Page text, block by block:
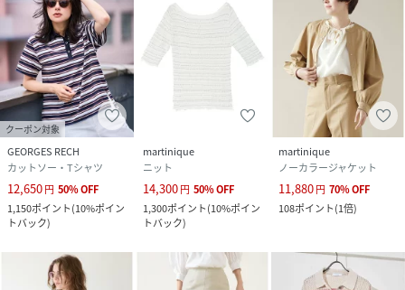
クーポン対象
GEORGES RECH
カットソー・Tシャツ
12,650円 50%OFF
1,150ポイント(10%ポイン
トバック)
martinique
ニット
14,300円 50%OFF
1,300ポイント(10%ポイン
トバック)
martinique
ノーカラージャケット
11,880円 70%OFF
108ポイント(1倍)